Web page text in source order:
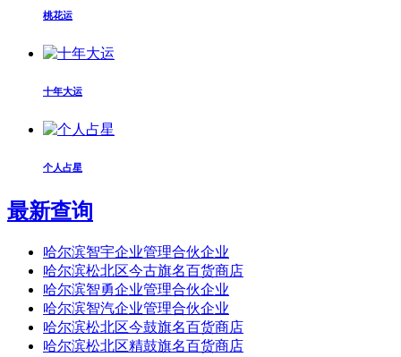
桃花运
十年大运
个人占星
最新查询
哈尔滨智宇企业管理合伙企业
哈尔滨松北区今古旗名百货商店
哈尔滨智勇企业管理合伙企业
哈尔滨智汽企业管理合伙企业
哈尔滨松北区今鼓旗名百货商店
哈尔滨松北区精鼓旗名百货商店